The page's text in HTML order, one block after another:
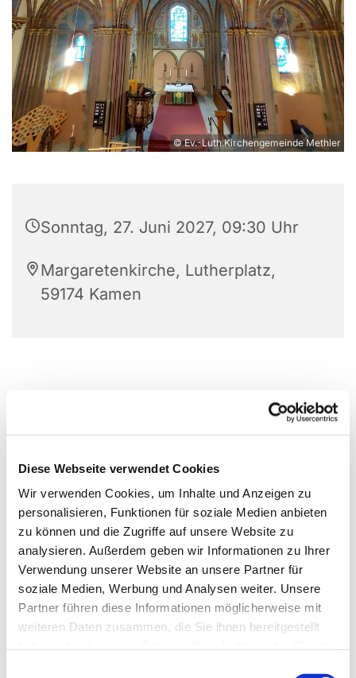
Diese Webseite verwendet Cookies
Wir verwenden Cookies, um Inhalte und Anzeigen zu
personalisieren, Funktionen für soziale Medien anbieten
zu können und die Zugriffe auf unsere Website zu
analysieren. Außerdem geben wir Informationen zu Ihrer
Verwendung unserer Website an unsere Partner für
soziale Medien, Werbung und Analysen weiter. Unsere
Partner führen diese Informationen möglicherweise mit
weiteren Daten zusammen, die Sie ihnen bereitgestellt
© Ev.-Luth.Kirchengemeinde Methler
Sonntag, 27. Juni 2027, 09:30 Uhr
Margaretenkirche, Lutherplatz,
59174 Kamen